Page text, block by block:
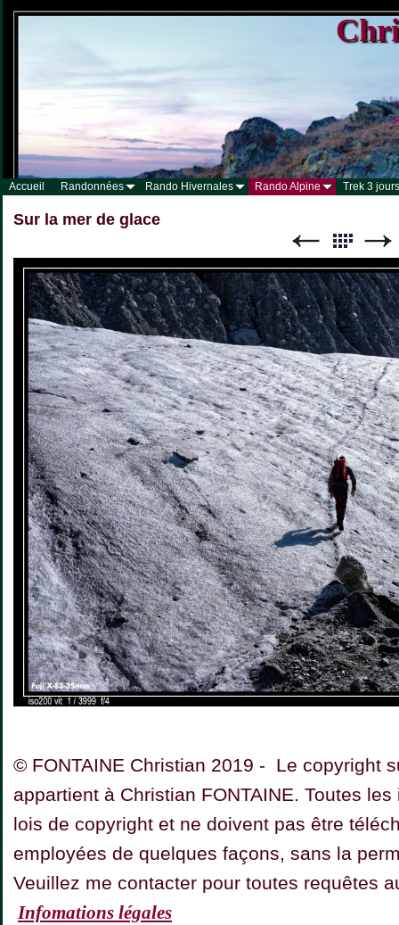
Accueil Randonnées Rando Hivernales Rando Alpine Trek 3
Sur la mer de glace
© FONTAINE Christian 2019 - Le copyright
appartient à Christian FONTAINE. Toutes
lois de copyright et ne doivent pas être
employées de quelques façons, sans la
Veuillez me contacter pour toutes
Infomations légales